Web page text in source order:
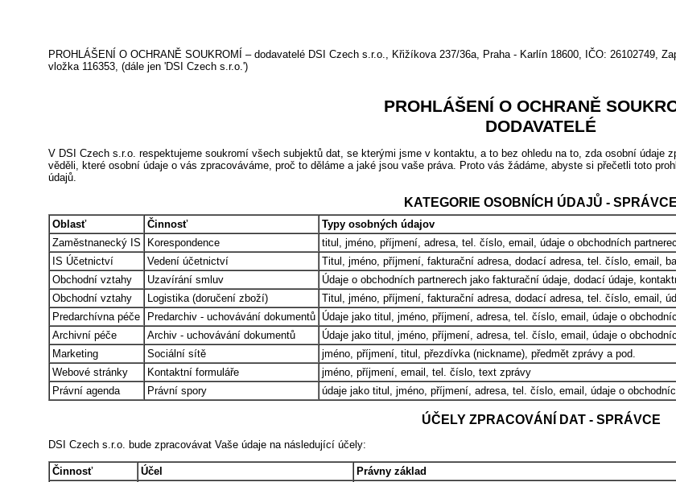
PROHLÁŠENÍ O OCHRANĚ SOUKROMÍ – dodavatelé DSI Czech s.r.o., Křižíkova 237/36a, Praha - Karlín 18600, IČO: 26102749,
vložka 116353, (dále jen 'DSI Czech s.r.o.')
PROHLÁŠENÍ O OCHRANĚ
DODAVATELÉ
V DSI Czech s.r.o. respektujeme soukromí všech subjektů dat, se kterými jsme v kontaktu, a to bez ohledu na to, zda osobní údaje
věděli, které osobní údaje o vás zpracováváme, proč to děláme a jaké jsou vaše práva. Proto vás žádáme, abyste si přečetli toto
údajů.
KATEGORIE OSOBNÍCH ÚDAJŮ - SPRÁVCE
Oblasť Činnosť
Typy osobných údajov
Zaměstnanecký IS
Korespondence
titul, jméno, příjmení, adresa, tel. číslo, email, údaje o obchodních
IS Účetnictví
Vedení účetnictví
Titul, jméno, příjmení, fakturační adresa, dodací adresa, tel. číslo, email,
Obchodní vztahy
Uzavírání smluv
Údaje o obchodních partnerech jako fakturační údaje, dodací údaje,
Obchodní vztahy
Logistika (doručení zboží)
Titul, jméno, příjmení, fakturační adresa, dodací adresa, tel. číslo, email,
Predarchívna péče
Predarchiv - uchovávání dokumentů Údaje jako titul, jméno, příjmení, adresa, tel. číslo, email, údaje o
Archivní péče
Archiv - uchovávání dokumentů
Údaje jako titul, jméno, příjmení, adresa, tel. číslo, email, údaje o
Marketing
Sociální sítě
jméno, příjmení, titul, přezdívka (nickname), předmět zprávy a pod.
Webové stránky
Kontaktní formuláře
jméno, příjmení, email, tel. číslo, text zprávy
Právní agenda
Právní spory údaje jako titul, jméno, příjmení, adresa, tel. číslo, email, údaje o
ÚČELY ZPRACOVÁNÍ DAT - SPRÁVCE
DSI Czech s.r.o. bude zpracovávat Vaše údaje na následující účely:
Činnosť Účel Právny základ